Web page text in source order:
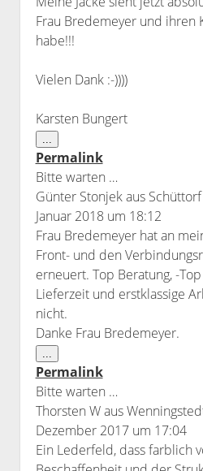
Frau Bredemeyer und ihren
habe!!!
Vielen Dank :-))))
Karsten Bungert
...
Metabox
ein-/ausblenden.
Permalink
Bitte warten …
Günter Stonjekaus Schüttorf
Januar 2018 um 18:12
Frau Bredemeyer hat an
Front- und den
erneuert. Top Beratung, -
Lieferzeit und erstklassige
nicht.
Danke Frau Bredemeyer.
...
Metabox
ein-/ausblenden.
Permalink
Bitte warten …
Thorsten Waus
Dezember 2017 um 17:04
Ein Lederfeld, dass farblich